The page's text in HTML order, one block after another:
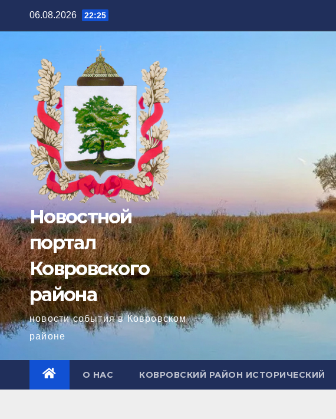
06.08.2026 22:25
Новостной
портал
Ковровского
района
новости события в Ковровском
районе
О НАС КОВРОВСКИЙ РАЙОН ИСТОРИЧЕСКИЙ